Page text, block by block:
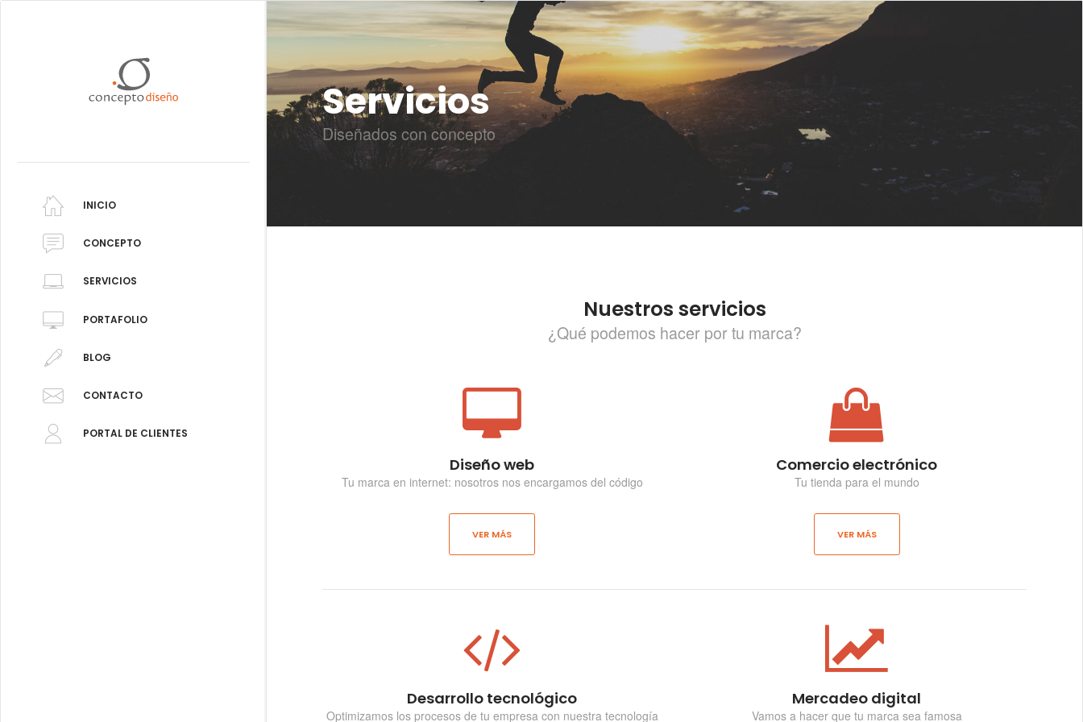
INICIO
CONCEPTO
SERVICIOS
PORTAFOLIO
BLOG
CONTACTO
PORTAL DE CLIENTES
Servicios
Diseñados con concepto
Nuestros servicios
¿Qué podemos hacer por tu marca?
Diseño web
Tu marca en internet: nosotros nos encargamos del código
VER MÁS
Comercio electrónico
Tu tienda para el mundo
VER MÁS
Desarrollo tecnológico
Optimizamos los procesos de tu empresa con nuestra tecnología
Mercadeo digital
Vamos a hacer que tu marca sea famosa